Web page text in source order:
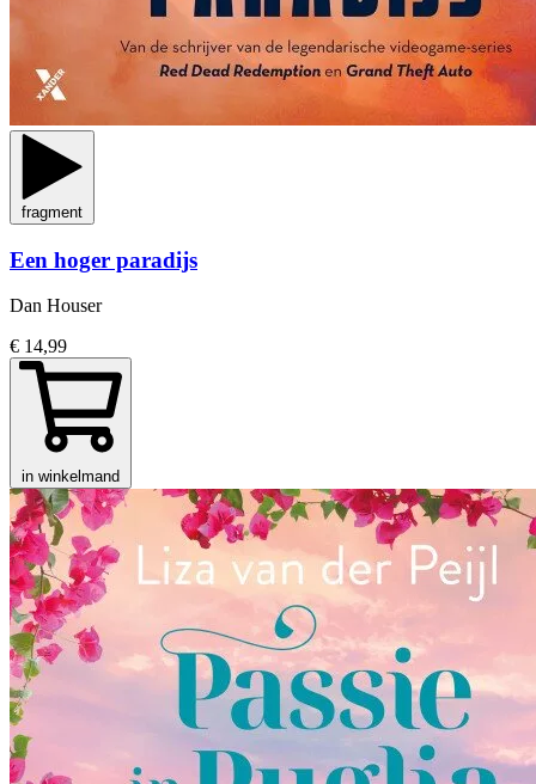
fragment
Een hoger paradijs
Dan Houser
€ 14,99
in winkelmand